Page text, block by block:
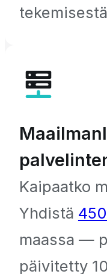
Kaipaatko
Yhdistä
maassa —
päivitetty